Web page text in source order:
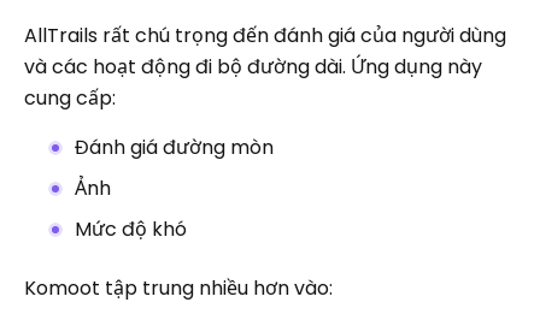
AllTrails rất chú trọng đến đánh giá của người dùng
và các hoạt động đi bộ đường dài. Ứng dụng này
cung cấp:
Đánh giá đường mòn
Ảnh
Mức độ khó
Komoot tập trung nhiều hơn vào: